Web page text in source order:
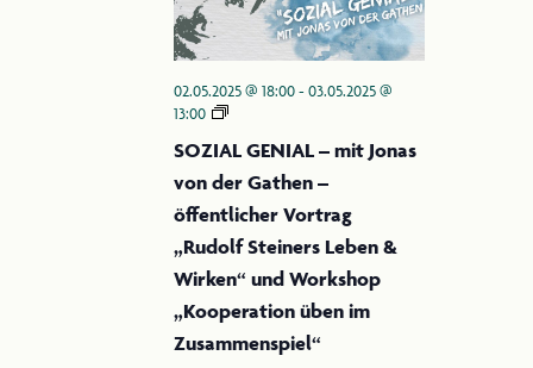
02.05.2025 @ 18:00-03.05.2025 @
13:00
SOZIAL
–
mit
Jonas
von
der
Gathen
öffentlicher
Vortrag
SOZIAL GENIAL – mit Jonas
von der Gathen –
öffentlicher Vortrag
„Rudolf Steiners Leben &
Wirken“ und Workshop
„Kooperation üben im
Zusammenspiel“